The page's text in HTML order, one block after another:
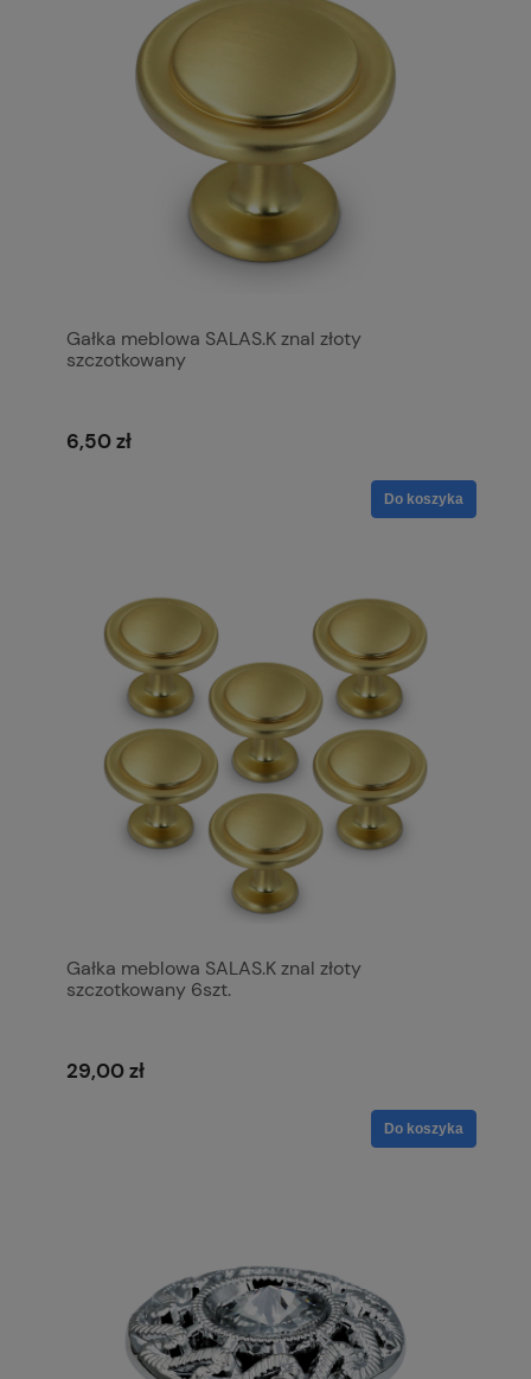
Gałka meblowa SALAS.K znal złoty
szczotkowany
6,50 zł
Do koszyka
Gałka meblowa SALAS.K znal złoty
szczotkowany 6szt.
29,00 zł
Do koszyka